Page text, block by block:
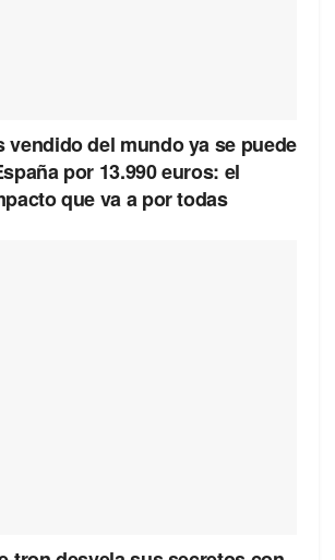
vendido del mundo ya se puede
por 13.990 euros: el
que va a por todas